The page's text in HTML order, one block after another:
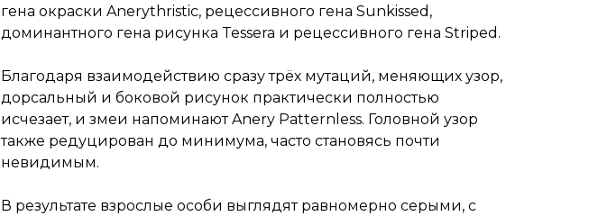
гена окраски Anerythristic, рецессивного гена Sunkissed,
доминантного гена рисунка Tessera и рецессивного гена Striped.
Благодаря взаимодействию сразу трёх мутаций, меняющих узор,
дорсальный и боковой рисунок практически полностью
исчезает, и змеи напоминают Anery Patternless. Головной узор
также редуцирован до минимума, часто становясь почти
невидимым.
В результате взрослые особи выглядят равномерно серыми, с